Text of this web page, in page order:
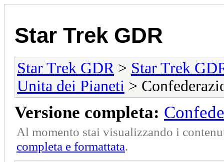
Star Trek GDR
Star Trek GDR > Star Trek
Unita dei Pianeti >
Versione completa:
Al momento stai visualizzando i
completa e formattata.